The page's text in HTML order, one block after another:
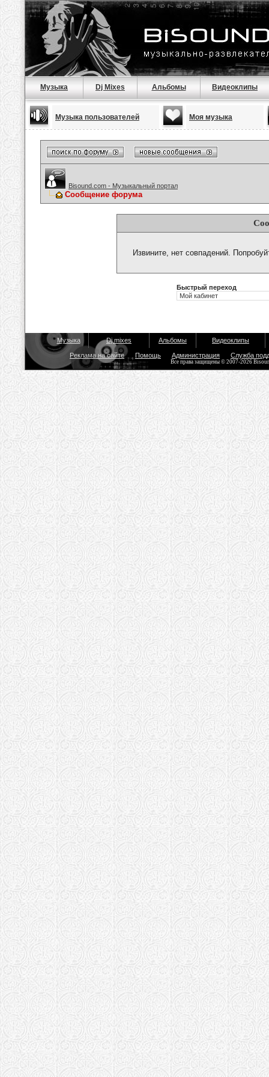
Музыка Dj Mixes Альбомы Видеоклипы
Музыка пользователей Моя музыка
Bisound.com - Музыкальный портал
Сообщение форума
Извините, нет совпадений.
Быстрый переход
Музыка Dj mixes Альбомы Видеоклипы
Реклама на сайте Помощь Администрация Служба
Все права защищены © 2007-2026